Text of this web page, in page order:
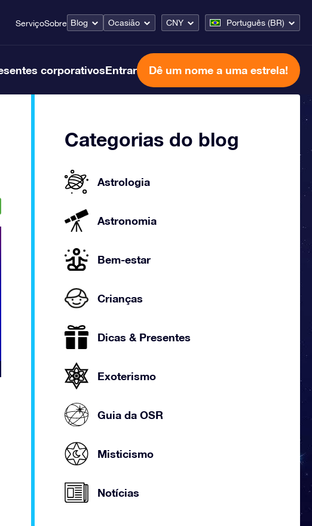
ServiçoSobre Blog Ocasião CNY Português (BR)
corporativosEntrar Dê um nome a uma estrela!
Categorias do blog
Astrologia
Astronomia
Bem-estar
Crianças
Dicas & Presentes
Exoterismo
Guia da OSR
Misticismo
Notícias